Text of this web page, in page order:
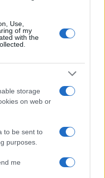
Use,
of my
with the
storage
on web or
to be sent to
purposes.
me
in un must-have